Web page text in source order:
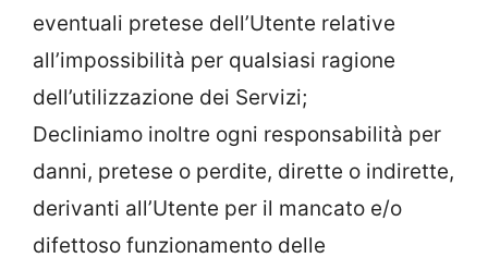
eventuali pretese dell’Utente relative
all’impossibilità per qualsiasi ragione
dell’utilizzazione dei Servizi;
Decliniamo inoltre ogni responsabilità per
danni, pretese o perdite, dirette o indirette,
derivanti all’Utente per il mancato e/o
difettoso funzionamento delle